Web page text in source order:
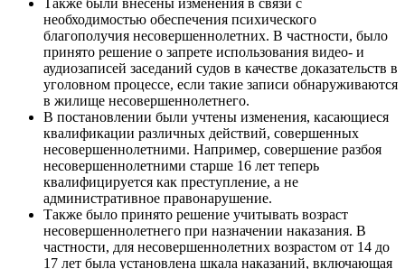
необходимостью обеспечения психического
благополучия несовершеннолетних. В частности, было
принято решение о запрете использования видео- и
аудиозаписей заседаний судов в качестве доказательств в
уголовном процессе, если такие записи обнаруживаются
в жилище несовершеннолетнего.
В постановлении были учтены изменения, касающиеся
квалификации различных действий, совершенных
несовершеннолетними. Например, совершение разбоя
несовершеннолетними старше 16 лет теперь
квалифицируется как преступление, а не
административное правонарушение.
Также было принято решение учитывать возраст
несовершеннолетнего при назначении наказания. В
частности, для несовершеннолетних возрастом от 14 до
17 лет была установлена шкала наказаний, включающая